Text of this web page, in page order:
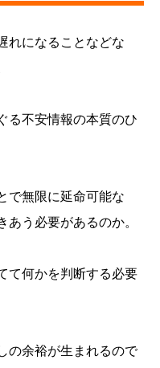
れになることなどな
る不安情報の本質のひ
で無限に延命可能な
あう必要があるのか。
て何かを判断する必要
の余裕が生まれるので